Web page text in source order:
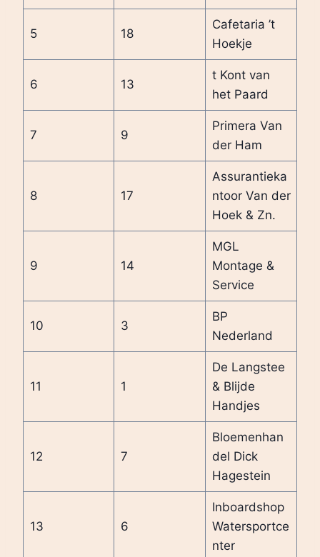
5 18
Cafetaria ’t
Hoekje
6 13
t Kont van
het Paard
7 9
Primera Van
der Ham
8 17
Assurantieka
ntoor Van der
Hoek & Zn.
9 14
MGL
Montage &
Service
10 3
BP
Nederland
11 1
De Langstee
& Blijde
Handjes
12 7
Bloemenhan
del Dick
Hagestein
13 6
Inboardshop
Watersportce
nter